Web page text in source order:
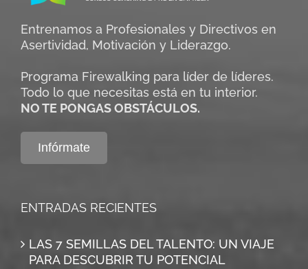
Entrenamos a Profesionales y Directivos en
Asertividad, Motivación y Liderazgo.
Programa Firewalking para líder de líderes.
Todo lo que necesitas está en tu interior.
NO TE PONGAS OBSTÁCULOS.
Infórmate
ENTRADAS RECIENTES
LAS 7 SEMILLAS DEL TALENTO: UN VIAJE
PARA DESCUBRIR TU POTENCIAL